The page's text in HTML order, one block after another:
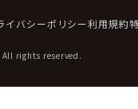
イバシーポリシー利用規約
All rights reserved.